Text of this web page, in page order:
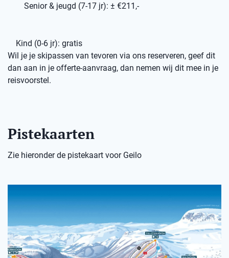
Senior & jeugd (7-17 jr): ± €211,-
Kind (0-6 jr): gratis
Wil je je skipassen van tevoren via ons reserveren, geef dit
dan aan in je offerte-aanvraag, dan nemen wij dit mee in je
reisvoorstel.
Pistekaarten
Zie hieronder de pistekaart voor Geilo